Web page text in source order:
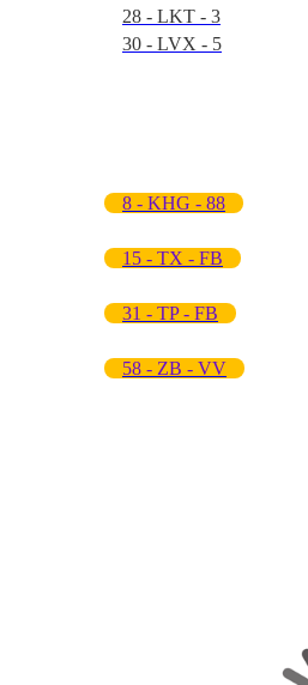
28 - LKT - 3
30 - LVX - 5
8 - KHG - 88
15 - TX - FB
31 - TP - FB
58 - ZB - VV